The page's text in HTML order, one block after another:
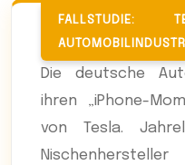
FALLSTUDIE:
Die deutsche
ihren „iPhone-
von Tesla.